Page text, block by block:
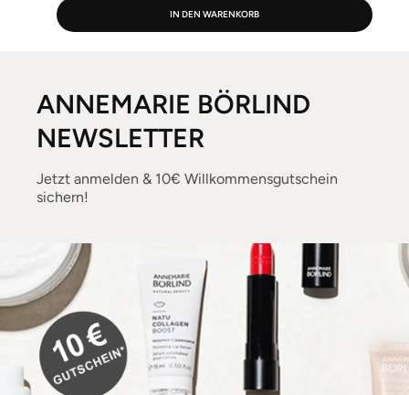
IN DEN WARENKORB
ANNEMARIE BÖRLIND
NEWSLETTER
Jetzt anmelden & 10€ Willkommensgutschein
sichern!